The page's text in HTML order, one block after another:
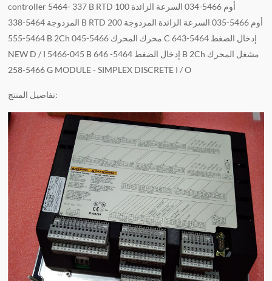
controller 5464- 337 B RTD 100 أوم 5466-034 السرعة الزائدة
المزدوجة 5464-338 B RTD 200 أوم 5466-035 السرعة الزائدة المزدوجة
5464-555 B 2Ch محرك المحرك 5466-045 C إدخال الضغط 5464-643
NEW D / I 5466-045 B إدخال الضغط 5464- 646 B 2Ch مشغل المحرك
5466-258 G MODULE - SIMPLEX DISCRETE I / O
تفاصيل المنتج: